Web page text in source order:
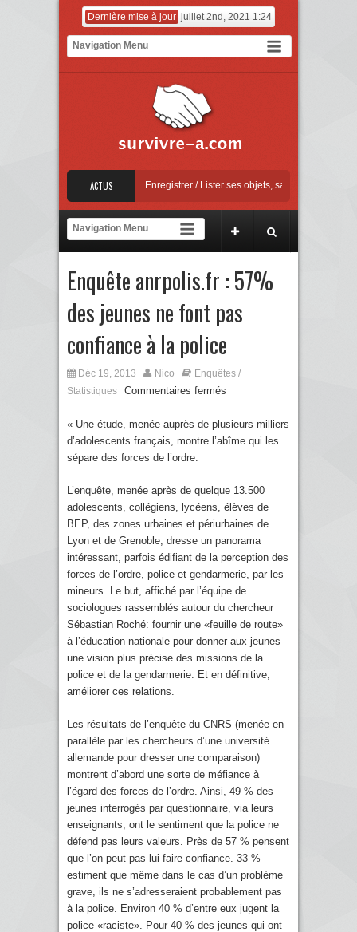
Dernière mise à jour juillet 2nd, 2021 1:24
ACTUS
Enregistrer / Lister ses objets, sauvegarder ses factures
la sextorsion : Say No! – A campaign against online sexual coercion and
Enquête anrpolis.fr : 57%
des jeunes ne font pas
confiance à la police
Déc 19, 2013 Nico
Enquêtes /
Statistiques
Commentaires fermés
« Une étude, menée auprès de plusieurs milliers
d’adolescents français, montre l’abîme qui les
sépare des forces de l’ordre.
L’enquête, menée après de quelque 13.500
adolescents, collégiens, lycéens, élèves de
BEP, des zones urbaines et périurbaines de
Lyon et de Grenoble, dresse un panorama
intéressant, parfois édifiant de la perception des
forces de l’ordre, police et gendarmerie, par les
mineurs. Le but, affiché par l’équipe de
sociologues rassemblés autour du chercheur
Sébastian Roché: fournir une «feuille de route»
à l’éducation nationale pour donner aux jeunes
une vision plus précise des missions de la
police et de la gendarmerie. Et en définitive,
améliorer ces relations.
Les résultats de l’enquête du CNRS (menée en
parallèle par les chercheurs d’une université
allemande pour dresser une comparaison)
montrent d’abord une sorte de méfiance à
l’égard des forces de l’ordre. Ainsi, 49 % des
jeunes interrogés par questionnaire, via leurs
enseignants, ont le sentiment que la police ne
défend pas leurs valeurs. Près de 57 % pensent
que l’on peut pas lui faire confiance. 33 %
estiment que même dans le cas d’un problème
grave, ils ne s’adresseraient probablement pas
à la police. Environ 40 % d’entre eux jugent la
police «raciste». Pour 40 % des jeunes qui ont